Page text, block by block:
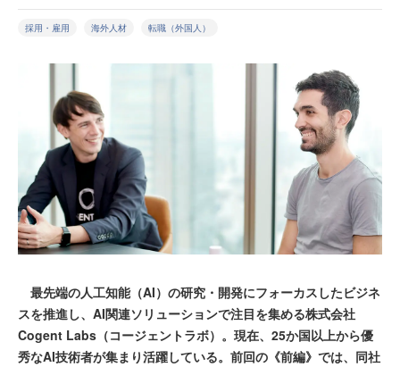
採用・雇用 海外人材 転職（外国人）
最先端の人工知能（AI）の研究・開発にフォーカスしたビジネ
スを推進し、AI関連ソリューションで注目を集める株式会社
Cogent Labs（コージェントラボ）。現在、25か国以上から優
秀なAI技術者が集まり活躍している。前回の《前編》では、同社